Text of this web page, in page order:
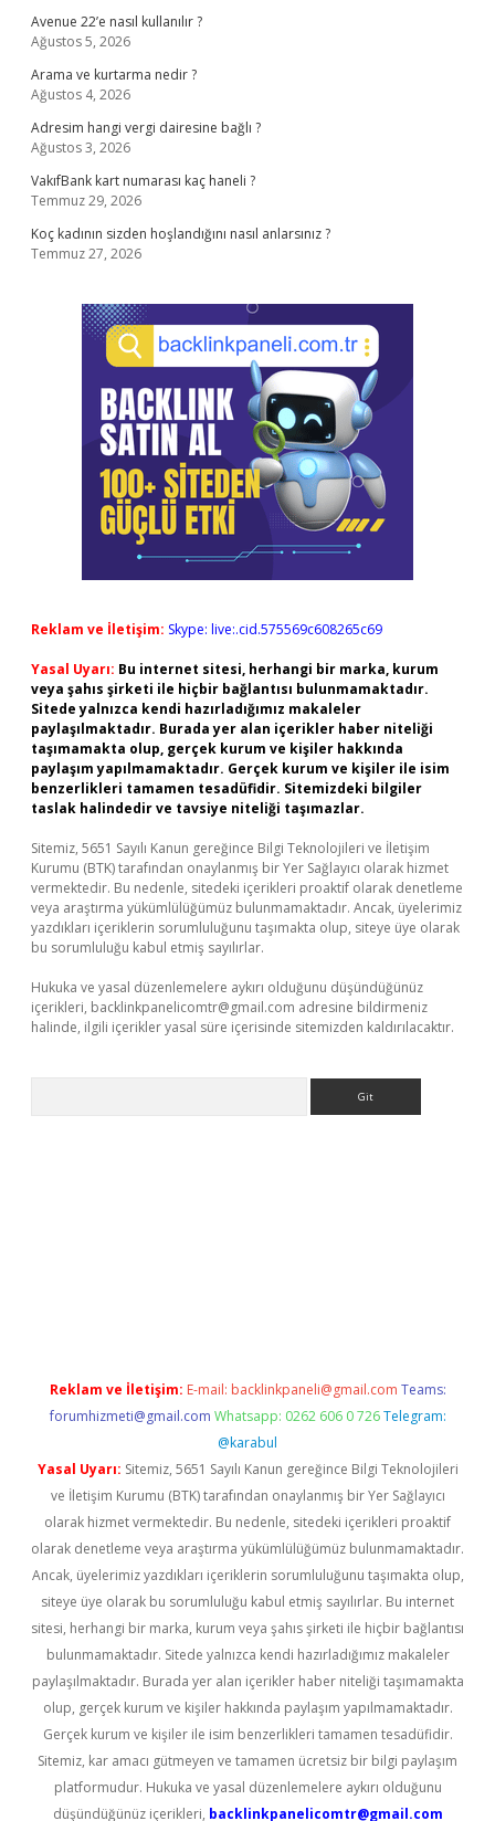
Avenue 22’e nasıl kullanılır ?
Ağustos 5, 2026
Arama ve kurtarma nedir ?
Ağustos 4, 2026
Adresim hangi vergi dairesine bağlı ?
Ağustos 3, 2026
VakıfBank kart numarası kaç haneli ?
Temmuz 29, 2026
Koç kadının sizden hoşlandığını nasıl anlarsınız ?
Temmuz 27, 2026
Reklam ve İletişim: Skype: live:.cid.575569c608265c69
Yasal Uyarı: Bu internet sitesi, herhangi bir marka, kurum
veya şahıs şirketi ile hiçbir bağlantısı bulunmamaktadır.
Sitede yalnızca kendi hazırladığımız makaleler
paylaşılmaktadır. Burada yer alan içerikler haber niteliği
taşımamakta olup, gerçek kurum ve kişiler hakkında
paylaşım yapılmamaktadır. Gerçek kurum ve kişiler ile isim
benzerlikleri tamamen tesadüfidir. Sitemizdeki bilgiler
taslak halindedir ve tavsiye niteliği taşımazlar.
Sitemiz, 5651 Sayılı Kanun gereğince Bilgi Teknolojileri ve İletişim
Kurumu (BTK) tarafından onaylanmış bir Yer Sağlayıcı olarak hizmet
vermektedir. Bu nedenle, sitedeki içerikleri proaktif olarak denetleme
veya araştırma yükümlülüğümüz bulunmamaktadır. Ancak, üyelerimiz
yazdıkları içeriklerin sorumluluğunu taşımakta olup, siteye üye olarak
bu sorumluluğu kabul etmiş sayılırlar.
Hukuka ve yasal düzenlemelere aykırı olduğunu düşündüğünüz
içerikleri, backlinkpanelicomtr@gmail.com adresine bildirmeniz
halinde, ilgili içerikler yasal süre içerisinde sitemizden kaldırılacaktır.
Reklam ve İletişim: E-mail: backlinkpaneli@gmail.com Teams:
forumhizmeti@gmail.com Whatsapp: 0262 606 0 726 Telegram:
@karabul
Yasal Uyarı: Sitemiz, 5651 Sayılı Kanun gereğince Bilgi Teknolojileri
ve İletişim Kurumu (BTK) tarafından onaylanmış bir Yer Sağlayıcı
olarak hizmet vermektedir. Bu nedenle, sitedeki içerikleri proaktif
olarak denetleme veya araştırma yükümlülüğümüz bulunmamaktadır.
Ancak, üyelerimiz yazdıkları içeriklerin sorumluluğunu taşımakta olup,
siteye üye olarak bu sorumluluğu kabul etmiş sayılırlar. Bu internet
sitesi, herhangi bir marka, kurum veya şahıs şirketi ile hiçbir bağlantısı
bulunmamaktadır. Sitede yalnızca kendi hazırladığımız makaleler
paylaşılmaktadır. Burada yer alan içerikler haber niteliği taşımamakta
olup, gerçek kurum ve kişiler hakkında paylaşım yapılmamaktadır.
Gerçek kurum ve kişiler ile isim benzerlikleri tamamen tesadüfidir.
Sitemiz, kar amacı gütmeyen ve tamamen ücretsiz bir bilgi paylaşım
platformudur. Hukuka ve yasal düzenlemelere aykırı olduğunu
düşündüğünüz içerikleri, backlinkpanelicomtr@gmail.com